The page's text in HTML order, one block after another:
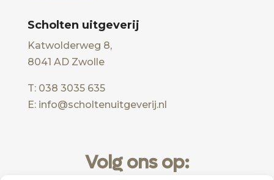
Scholten uitgeverij
Katwolderweg 8,
8041 AD Zwolle
T: 038 3035 635
E: info@scholtenuitgeverij.nl
Volg ons op: